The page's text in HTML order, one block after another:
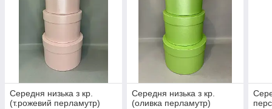
Середня низька з кр.
(т.рожевий перламутр)
Середня низька з кр.
(оливка перламутр)